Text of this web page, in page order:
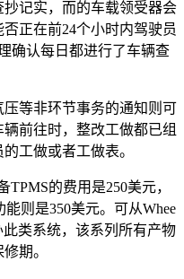
记实，而的车载领受器会
正在前24个小时内驾驶员
确认每日都进行了车辆查
等非环节事务的通知则可
前往时，整改工做都已组
工做或者工做表。
的费用是250美元，
则是350美元。可从Whee
类系统，该系列所有产物
期。